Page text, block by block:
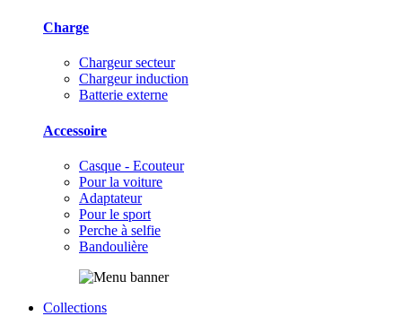
Charge
Chargeur secteur
Chargeur induction
Batterie externe
Accessoire
Casque - Ecouteur
Pour la voiture
Adaptateur
Pour le sport
Perche à selfie
Bandoulière
Collections